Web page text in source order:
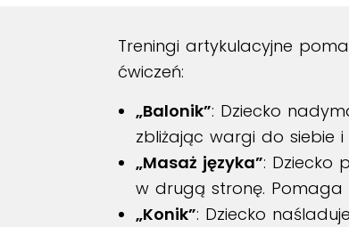
Treningi artykulacyjne
ćwiczeń:
„Balonik”: Dziecko
zbliżając wargi do siebie i
„Masaż języka”: Dziecko
w drugą stronę. Pomaga
„Konik”: Dziecko